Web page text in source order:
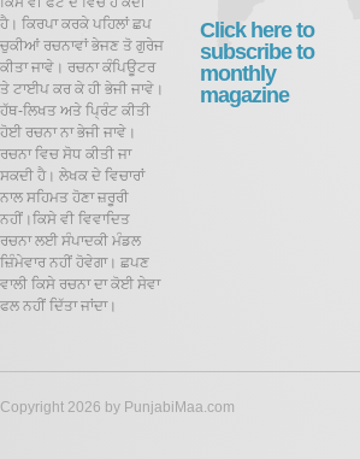
ਹੈ। ਕਿਰਪਾ ਕਰਕੇ ਪਹਿਲਾਂ ਛਪ
ਚੁਕੀਆਂ ਰਚਨਾਵਾਂ ਭੇਜਣ ਤੋ ਗੁਰੇਜ
ਕੀਤਾ ਜਾਵੇ। ਰਚਨਾ ਕੰਪਿਊਟਰ
ਤੇ ਟਾਈਪ ਕਰ ਕੇ ਹੀ ਭੇਜੀ ਜਾਵੇ।
ਹੱਥ-ਲਿਖਤ ਅਤੇ ਪ੍ਰਿੰਟ ਕੀਤੀ
ਹੋਈ ਰਚਨਾ ਨਾ ਭੇਜੀ ਜਾਵੇ।
ਰਚਨਾ ਵਿਚ ਸੋਧ ਕੀਤੀ ਜਾ
ਸਕਦੀ ਹੈ। ਲੇਖਕ ਦੇ ਵਿਚਾਰਾਂ
ਨਾਲ ਸਹਿਮਤ ਹੋਣਾ ਜ਼ਰੂਰੀ
ਨਹੀਂ।ਕਿਸੇ ਵੀ ਵਿਵਾਦਿਤ
ਰਚਨਾ ਲਈ ਸੰਪਾਦਕੀ ਮੰਡਲ
ਜ਼ਿੰਮੇਵਾਰ ਨਹੀਂ ਹੋਵੇਗਾ। ਛਪਣ
ਵਾਲੀ ਕਿਸੇ ਰਚਨਾ ਦਾ ਕੋਈ ਸੇਵਾ
ਫਲ ਨਹੀਂ ਦਿੱਤਾ ਜਾਂਦਾ।
Click here to
subscribe to
monthly
magazine
Copyright 2026 by PunjabiMaa.com